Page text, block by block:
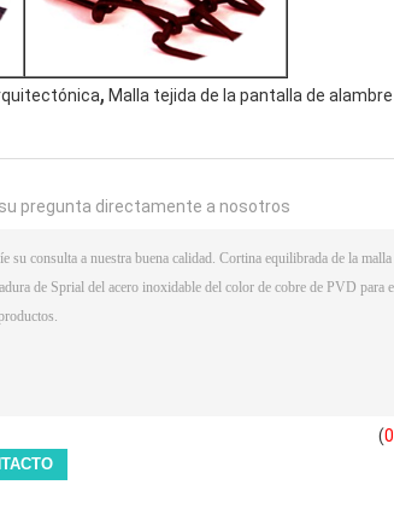
, Malla tejida de la pantalla de alambre
su pregunta directamente a nosotros
(0